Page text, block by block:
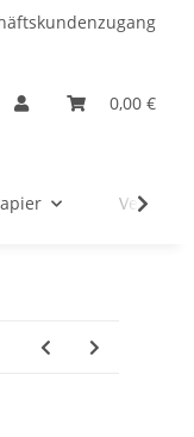
0,00 €